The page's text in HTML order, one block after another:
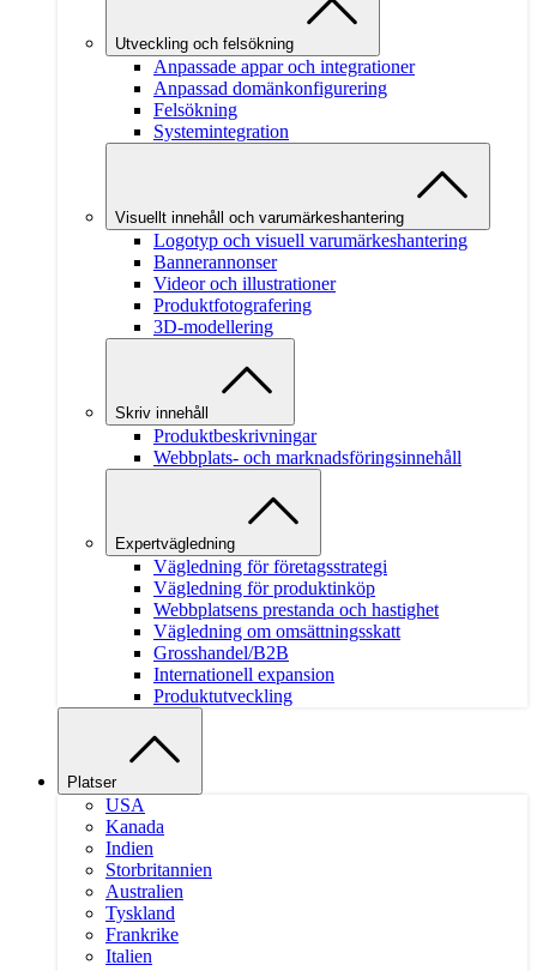
Utveckling och felsökning
Anpassade appar och integrationer
Anpassad domänkonfigurering
Felsökning
Systemintegration
Visuellt innehåll och varumärkeshantering
Logotyp och visuell varumärkeshantering
Bannerannonser
Videor och illustrationer
Produktfotografering
3D-modellering
Skriv innehåll
Produktbeskrivningar
Webbplats- och marknadsföringsinnehåll
Expertvägledning
Vägledning för företagsstrategi
Vägledning för produktinköp
Webbplatsens prestanda och hastighet
Vägledning om omsättningsskatt
Grosshandel/B2B
Internationell expansion
Produktutveckling
Platser
USA
Kanada
Indien
Storbritannien
Australien
Tyskland
Frankrike
Italien